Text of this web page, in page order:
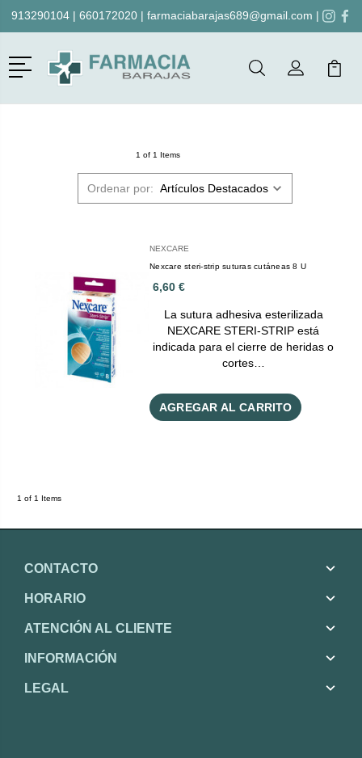
913290104| 660172020| farmaciabarajas689@gmail.com |
Menú
BuscarMi Cuenta
Mi
1 of 1 Items
Ordenar por:
NEXCARE
Nexcare steri-strip suturas cutáneas 8 U
6,60 €
La sutura adhesiva esterilizada
NEXCARE STERI-STRIP está
indicada para el cierre de heridas o
cortes…
AGREGAR AL CARRITO
1 of 1 Items
CONTACTO
HORARIO
ATENCIÓN AL CLIENTE
INFORMACIÓN
LEGAL